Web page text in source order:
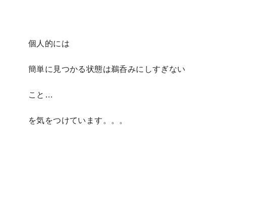
個人的には
簡単に見つかる状態は鵜呑みにしすぎない
こと…
を気をつけています。。。